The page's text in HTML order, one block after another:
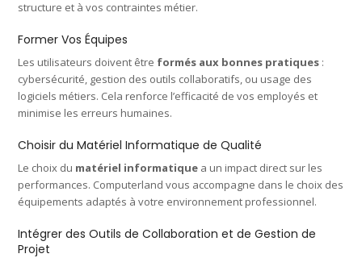
structure et à vos contraintes métier.
Former Vos Équipes
Les utilisateurs doivent être formés aux bonnes pratiques :
cybersécurité, gestion des outils collaboratifs, ou usage des
logiciels métiers. Cela renforce l’efficacité de vos employés et
minimise les erreurs humaines.
Choisir du Matériel Informatique de Qualité
Le choix du matériel informatique a un impact direct sur les
performances. Computerland vous accompagne dans le choix des
équipements adaptés à votre environnement professionnel.
Intégrer des Outils de Collaboration et de Gestion de
Projet